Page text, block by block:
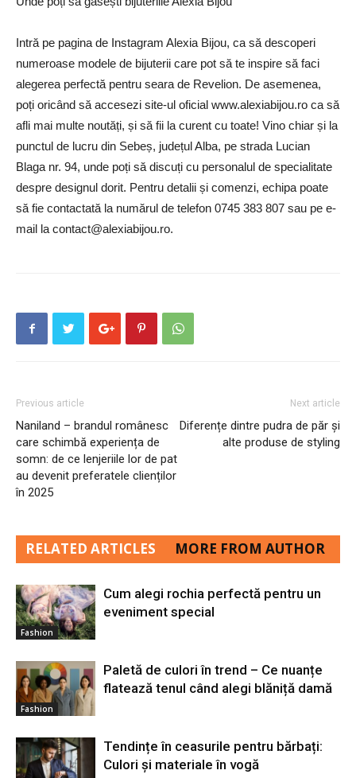
Intră pe pagina de Instagram Alexia Bijou, ca să descoperi
numeroase modele de bijuterii care pot să te inspire să faci
alegerea perfectă pentru seara de Revelion. De asemenea,
poți oricând să accesezi site-ul oficial www.alexiabijou.ro ca să
afli mai multe noutăți, și să fii la curent cu toate! Vino chiar și la
punctul de lucru din Sebeș, județul Alba, pe strada Lucian
Blaga nr. 94, unde poți să discuți cu personalul de specialitate
despre designul dorit. Pentru detalii și comenzi, echipa poate
să fie contactată la numărul de telefon 0745 383 807 sau pe e-
mail la contact@alexiabijou.ro.
Previous article
Naniland – brandul românesc
care schimbă experiența de
somn: de ce lenjeriile lor de pat
au devenit preferatele clienților
în 2025
Next article
Diferențe dintre pudra de păr și
alte produse de styling
RELATED ARTICLES MORE FROM AUTHOR
Fashion
Cum alegi rochia perfectă pentru un
eveniment special
Fashion
Paletă de culori în trend – Ce nuanțe
flatează tenul când alegi blăniță damă
Tendințe în ceasurile pentru bărbați:
Culori și materiale în vogă